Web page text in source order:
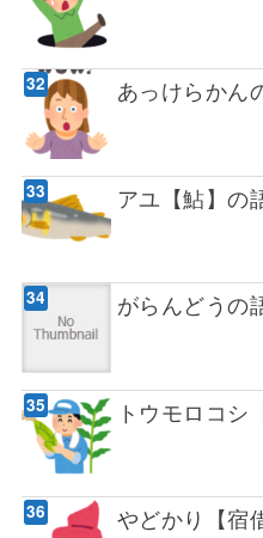
あっけらかん
アユ【鮎】の
がらんどうの
トウモロコシ
やどかり【宿